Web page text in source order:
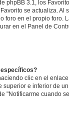
phpBB 3.1, los
se actualiza. Al
foro en el propio foro.
en el Panel de
clic en el
superior e inferior de
"Notificarme cuando